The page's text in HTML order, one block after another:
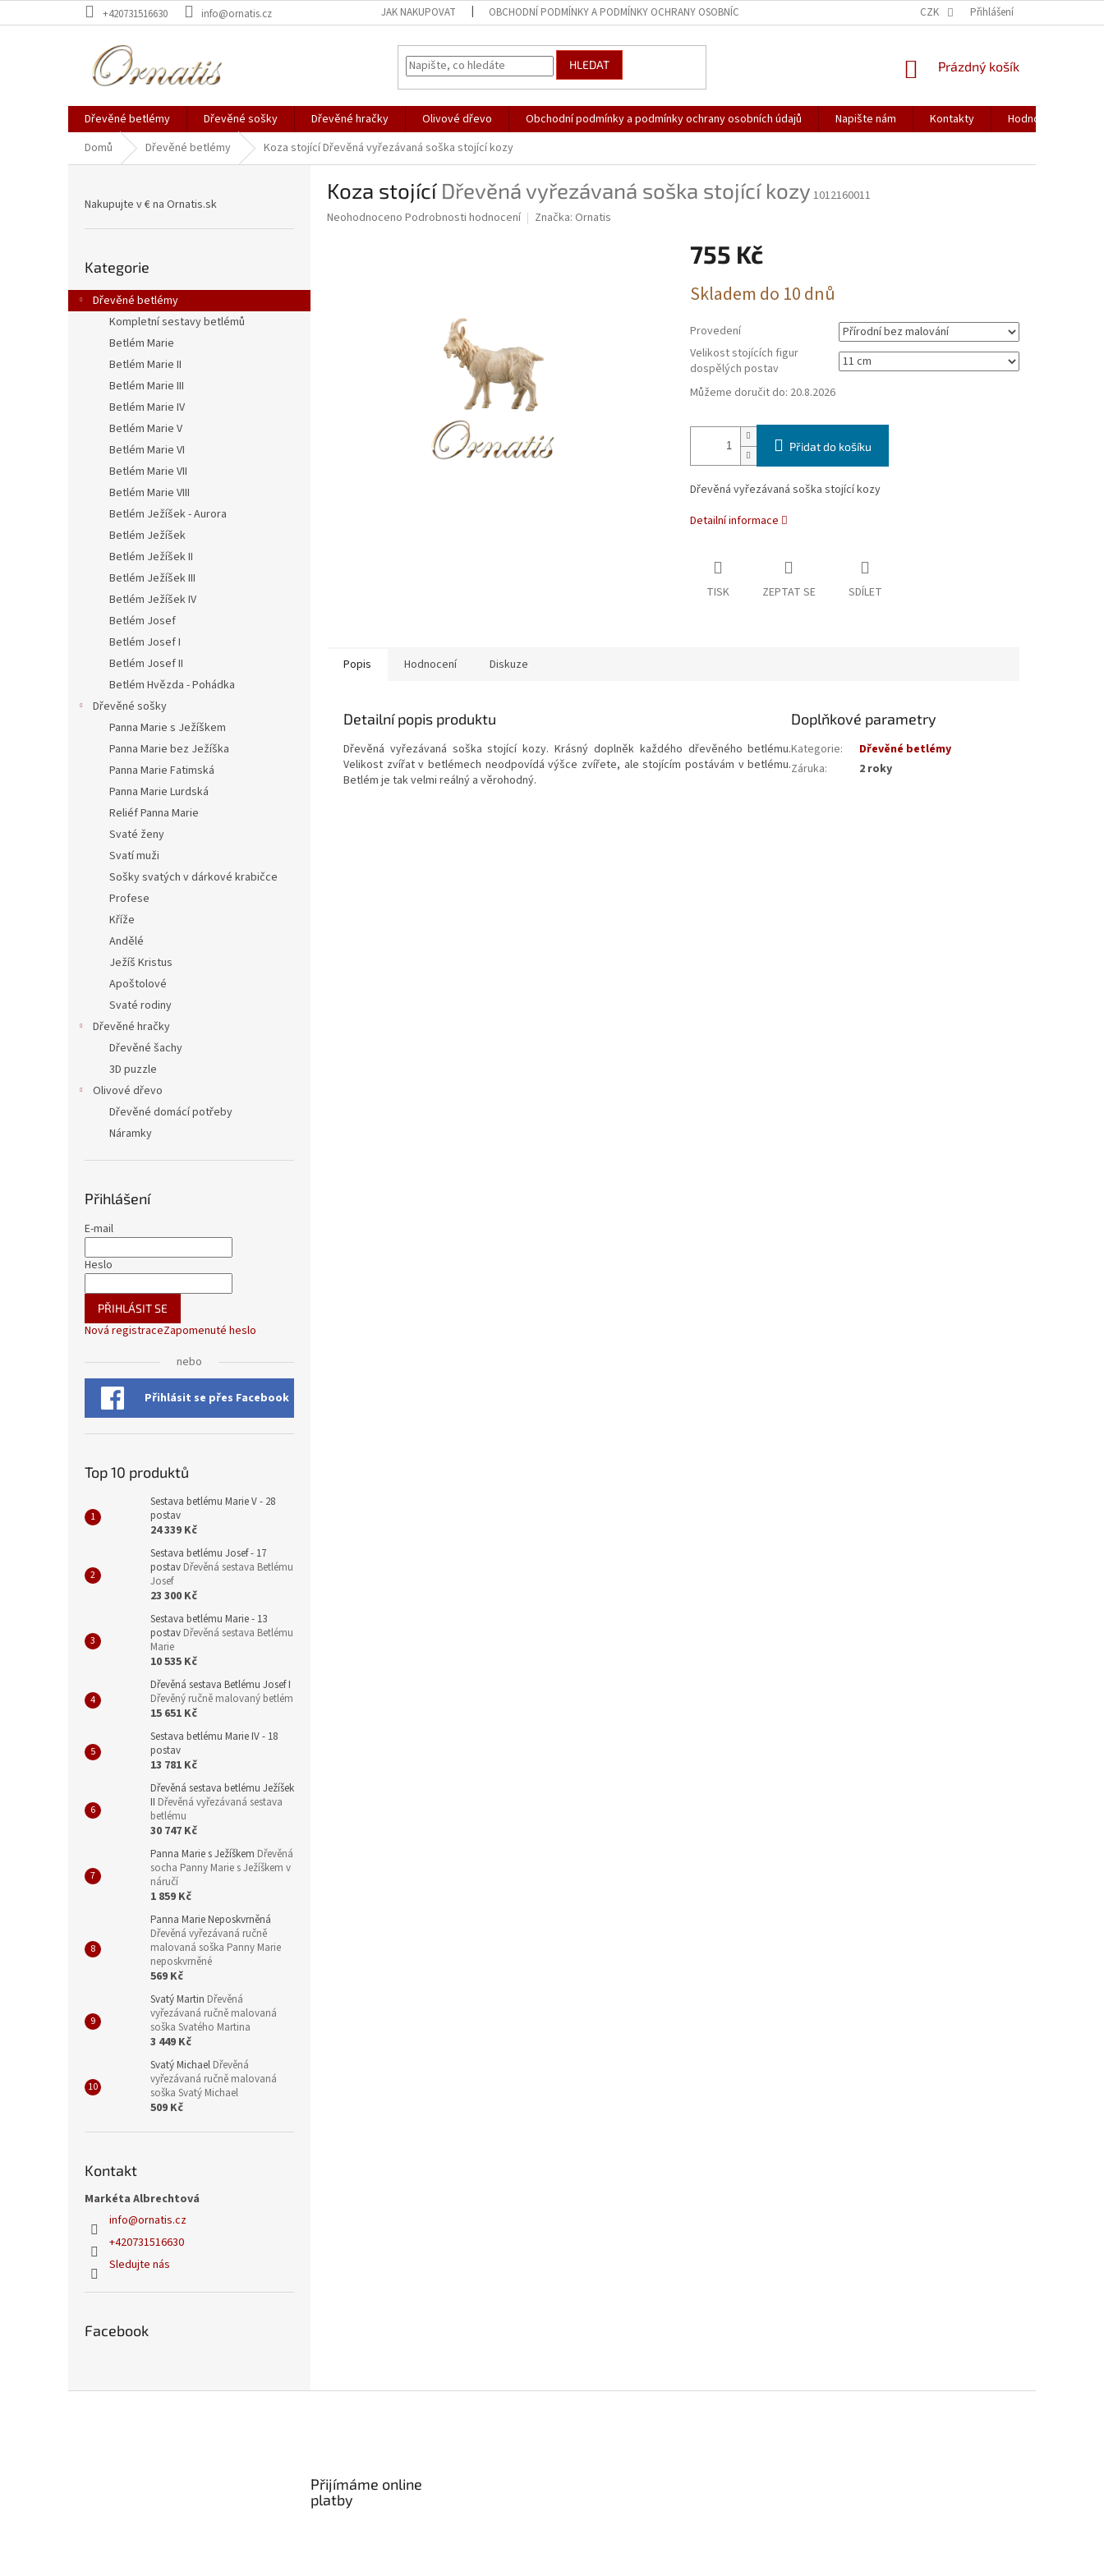
na
+420731516630 info@ornatis.cz JAK NAKUPOVAT OBCHODNÍ PODMÍNKY A PODMÍNKY OCHRANY OSOBNÍCH ÚDAJŮ CZK Přihlášení
HLEDAT
NÁKUPNÍ
Prázdný košík
Dřevěné betlémy Dřevěné sošky Dřevěné hračky Olivové dřevo Obchodní podmínky a podmínky ochrany osobních údajů Napište nám Kontakty
Hodnocení
Domů
Dřevěné betlémy Koza stojícíDřevěná vyřezávaná soška stojící kozy
í
Nakupujte v € na Ornatis.sk
kategorie
Kategorie
Dřevěné betlémy
Kompletní sestavy betlémů
Betlém Marie
Betlém Marie II
Betlém Marie III
Betlém Marie IV
Betlém Marie V
Betlém Marie VI
Betlém Marie VII
Betlém Marie VIII
Betlém Ježíšek - Aurora
Betlém Ježíšek
Betlém Ježíšek II
Betlém Ježíšek III
Betlém Ježíšek IV
Betlém Josef
Betlém Josef I
Betlém Josef II
Betlém Hvězda - Pohádka
Dřevěné sošky
Panna Marie s Ježíškem
Panna Marie bez Ježíška
Panna Marie Fatimská
Panna Marie Lurdská
Reliéf Panna Marie
Svaté ženy
Svatí muži
Sošky svatých v dárkové krabičce
Profese
Kříže
Andělé
Ježíš Kristus
Apoštolové
Svaté rodiny
Dřevěné hračky
Dřevěné šachy
3D puzzle
Olivové dřevo
Dřevěné domácí potřeby
Náramky
Přihlášení
E-mail
Heslo
PŘIHLÁSIT SE
Nová registraceZapomenuté heslo
nebo
Přihlásit se přes Facebook
Top 10 produktů
Sestava betlému Marie V - 28
postav
24 339 Kč
Sestava betlému Josef - 17
postav Dřevěná sestava Betlému
Josef
23 300 Kč
Sestava betlému Marie - 13
postav Dřevěná sestava Betlému
Marie
10 535 Kč
Dřevěná sestava Betlému Josef I
Dřevěný ručně malovaný betlém
15 651 Kč
Sestava betlému Marie IV - 18
postav
13 781 Kč
Dřevěná sestava betlému Ježíšek
II Dřevěná vyřezávaná sestava
betlému
30 747 Kč
Panna Marie s Ježíškem Dřevěná
socha Panny Marie s Ježíškem v
náručí
1 859 Kč
Panna Marie Neposkvrněná
Dřevěná vyřezávaná ručně
malovaná soška Panny Marie
neposkvrněné
569 Kč
Svatý Martin Dřevěná
vyřezávaná ručně malovaná
soška Svatého Martina
3 449 Kč
Svatý Michael Dřevěná
vyřezávaná ručně malovaná
soška Svatý Michael
509 Kč
Kontakt
Markéta Albrechtová
info@ornatis.cz
+420731516630
Sledujte nás
Facebook
Koza stojící Dřevěná vyřezávaná soška stojící kozy 1012160011
Průměrné
Neohodnoceno Podrobnosti hodnocení Značka: Ornatis
755 Kč
cena:
Skladem do 10 dnů
Provedení
Velikost stojících figur
dospělých postav
Můžeme doručit do: 20.8.2026
Přidat do košíku
Dřevěná vyřezávaná soška stojící kozy
Detailní informace
TISK ZEPTAT SE SDÍLET
Popis Hodnocení Diskuze
Detailní popis produktu
Dřevěná vyřezávaná soška stojící kozy. Krásný doplněk každého dřevěného betlému.
Velikost zvířat v betlémech neodpovídá výšce zvířete, ale stojícím postávám v betlému.
Betlém je tak velmi reálný a věrohodný.
Doplňkové parametry
Kategorie:
Dřevěné betlémy
Záruka: 2 roky
Přijímáme online
platby